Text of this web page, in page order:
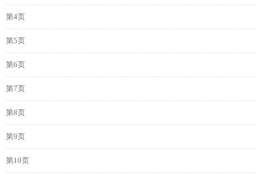
第4页
第5页
第6页
第7页
第8页
第9页
第10页